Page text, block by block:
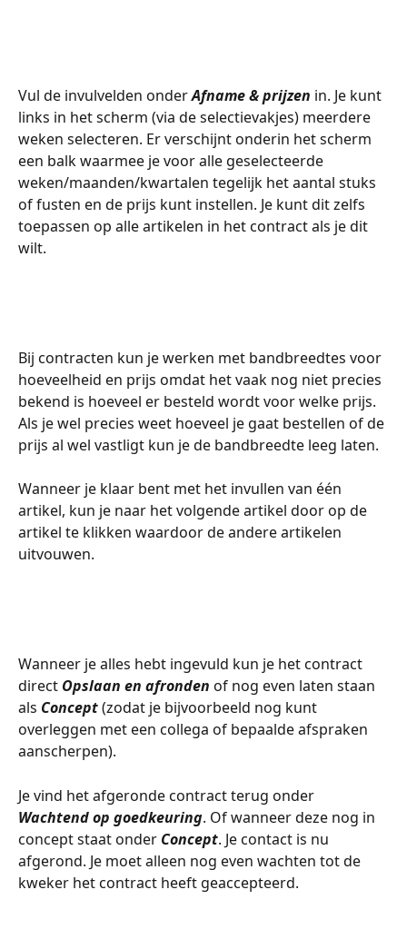
Vul de invulvelden onder Afname & prijzen in. Je kunt
links in het scherm (via de selectievakjes) meerdere
weken selecteren. Er verschijnt onderin het scherm
een balk waarmee je voor alle geselecteerde
weken/maanden/kwartalen tegelijk het aantal stuks
of fusten en de prijs kunt instellen. Je kunt dit zelfs
toepassen op alle artikelen in het contract als je dit
wilt.
Bij contracten kun je werken met bandbreedtes voor
hoeveelheid en prijs omdat het vaak nog niet precies
bekend is hoeveel er besteld wordt voor welke prijs.
Als je wel precies weet hoeveel je gaat bestellen of de
prijs al wel vastligt kun je de bandbreedte leeg laten.
Wanneer je klaar bent met het invullen van één
artikel, kun je naar het volgende artikel door op de
artikel te klikken waardoor de andere artikelen
uitvouwen.
Wanneer je alles hebt ingevuld kun je het contract
direct Opslaan en afronden of nog even laten staan
als Concept (zodat je bijvoorbeeld nog kunt
overleggen met een collega of bepaalde afspraken
aanscherpen).
Je vind het afgeronde contract terug onder
Wachtend op goedkeuring. Of wanneer deze nog in
concept staat onder Concept. Je contact is nu
afgerond. Je moet alleen nog even wachten tot de
kweker het contract heeft geaccepteerd.